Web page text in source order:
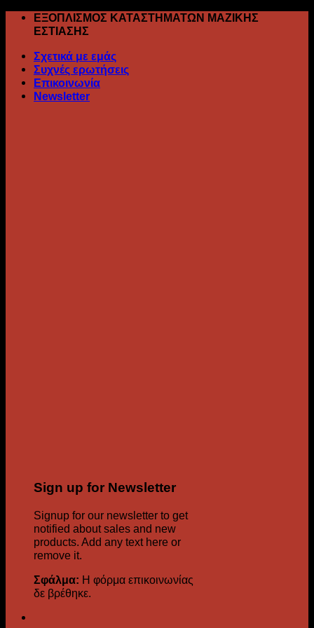
Skip
ΕΞΟΠΛΙΣΜΟΣ ΚΑΤΑΣΤΗΜΑΤΩΝ ΜΑΖΙΚΗΣ
ΕΣΤΙΑΣΗΣ
Σχετικά με εμάς
Συχνές ερωτήσεις
Επικοινωνία
Newsletter
Sign up for Newsletter
Signup for our newsletter to get
notified about sales and new
products. Add any text here or
remove it.
Σφάλμα: Η φόρμα επικοινωνίας
δε βρέθηκε.